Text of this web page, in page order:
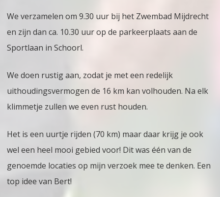
We verzamelen om 9.30 uur bij het Zwembad Mijdrecht
en zijn dan ca. 10.30 uur op de parkeerplaats aan de
Sportlaan in Schoorl.
We doen rustig aan, zodat je met een redelijk
uithoudingsvermogen de 16 km kan volhouden. Na elk
klimmetje zullen we even rust houden.
Het is een uurtje rijden (70 km) maar daar krijg je ook
wel een heel mooi gebied voor! Dit was één van de
genoemde locaties op mijn verzoek mee te denken. Een
top idee van Bert!